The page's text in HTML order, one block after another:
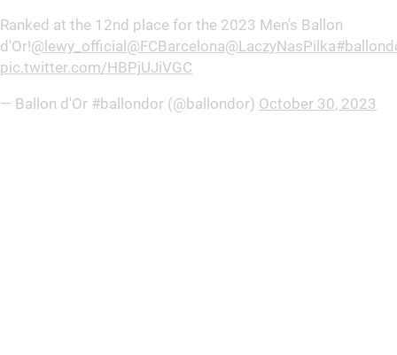
Ranked at the 12nd place for the 2023 Men's Ballon
d'Or!@lewy_official @FCBarcelona@LaczyNasPilka
pic.twitter.com/HBPjUJiVGC
— Ballon d'Or #ballondor (@ballondor) October 30, 2023